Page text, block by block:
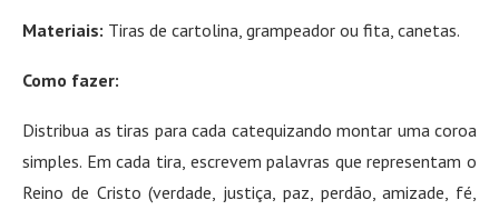
Materiais: Tiras de cartolina, grampeador ou fita, canetas.
Como fazer:
Distribua as tiras para cada catequizando montar uma coroa
simples. Em cada tira, escrevem palavras que representam o
Reino de Cristo (verdade, justiça, paz, perdão, amizade, fé,